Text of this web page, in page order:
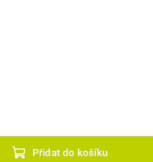
Přidat do košíku